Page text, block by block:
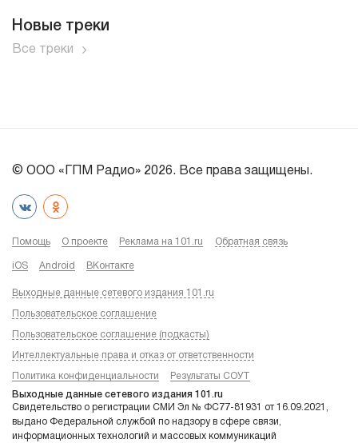
Новые треки
Все треки
© ООО «ГПМ Радио» 2026. Все права защищены.
Помощь О проекте Реклама на 101.ru Обратная связь
iOS Android ВКонтакте
Выходные данные сетевого издания 101.ru
Пользовательское соглашение
Пользовательское соглашение (подкасты)
Интеллектуальные права и отказ от ответственности
Политика конфиденциальности Результаты СОУТ
Выходные данные сетевого издания 101.ru
Свидетельство о регистрации СМИ Эл № ФС77-81931 от 16.09.2021,
выдано Федеральной службой по надзору в сфере связи,
информационных технологий и массовых коммуникаций